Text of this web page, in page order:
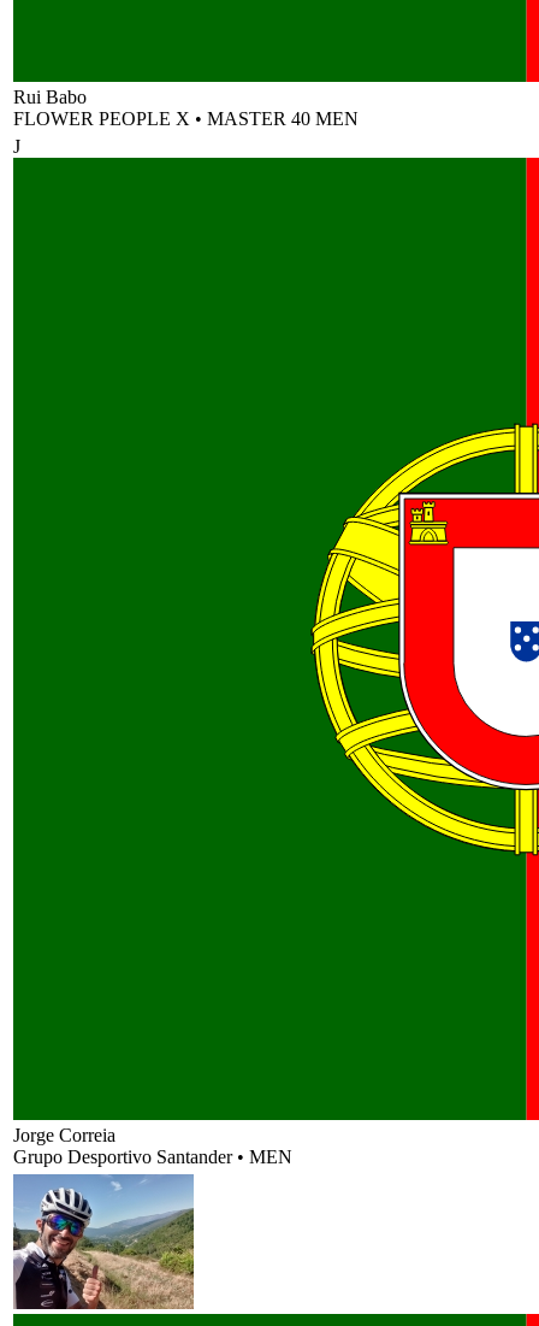
Rui Babo
FLOWER PEOPLE X • MASTER 40 MEN
J
Jorge Correia
Grupo Desportivo Santander • MEN